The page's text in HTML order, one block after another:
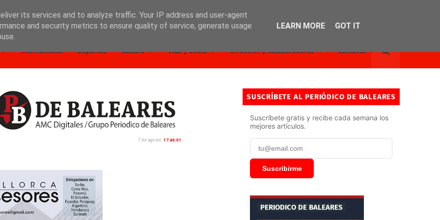
Internacional Deportes Cultura Vida y estilo Dirección y Colaboradores Contacto
7 de agosto 17:46:03
SUSCRÍBETE AL PERIÓDICO DE BALEARES
Suscríbete gratis y recibe cada semana los
mejores artículos.
Suscribirme
PERIODICO DE BALEARES
its services and to analyze traffic. Your IP address and user-agent
and security metrics to ensure quality of service, generate usage
LEARN MORE GOT IT